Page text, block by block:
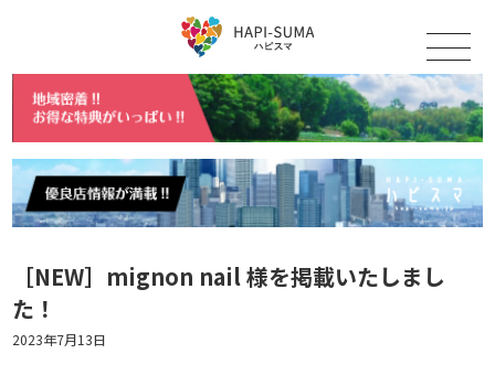
［NEW］mignon nail 様を掲載いたしまし
た！
2023年7月13日